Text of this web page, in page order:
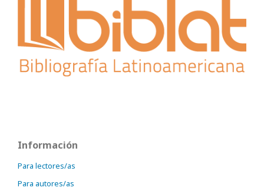
Información
Para lectores/as
Para autores/as